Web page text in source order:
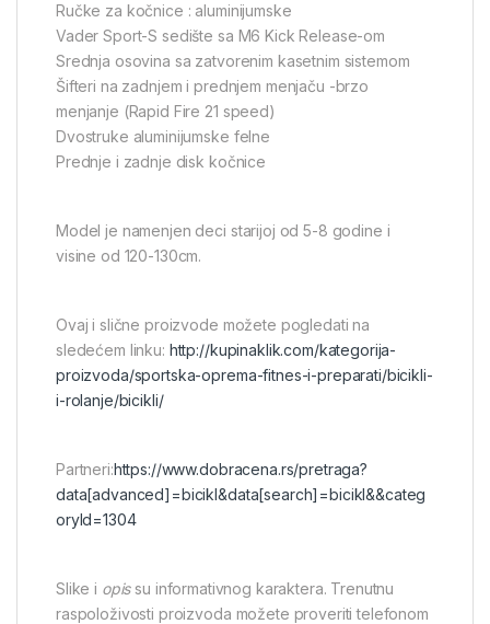
Ručke za kočnice : aluminijumske
Vader Sport-S sedište sa M6 Kick Release-om
Srednja osovina sa zatvorenim kasetnim sistemom
Šifteri na zadnjem i prednjem menjaču -brzo
menjanje (Rapid Fire 21 speed)
Dvostruke aluminijumske felne
Prednje i zadnje disk kočnice
Model je namenjen deci starijoj od 5-8 godine i
visine od 120-130cm.
Ovaj i slične proizvode možete pogledati na
sledećem linku: http://kupinaklik.com/kategorija-
proizvoda/sportska-oprema-fitnes-i-preparati/bicikli-
i-rolanje/bicikli/
Partneri:https://www.dobracena.rs/pretraga?
data[advanced]=bicikl&data[search]=bicikl&&categ
oryId=1304
Slike i opissu informativnog karaktera. Trenutnu
raspoloživosti proizvoda možete proveriti telefonom